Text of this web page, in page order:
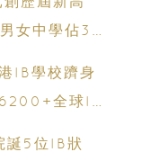
女中學佔3
IB學校躋身
全球IB
誕5位IB狀